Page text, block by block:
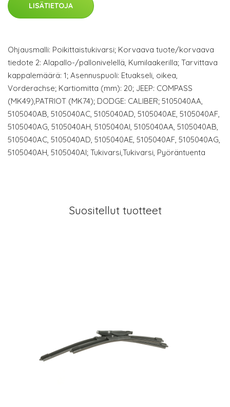
LISÄTIETOJA
Ohjausmalli: Poikittaistukivarsi; Korvaava tuote/korvaava
tiedote 2: Alapallo-/pallonivelellä, Kumilaakerilla; Tarvittava
kappalemäärä: 1; Asennuspuoli: Etuakseli, oikea,
Vorderachse; Kartiomitta (mm): 20; JEEP: COMPASS
(MK49),PATRIOT (MK74); DODGE: CALIBER; 5105040AA,
5105040AB, 5105040AC, 5105040AD, 5105040AE, 5105040AF,
5105040AG, 5105040AH, 5105040AI, 5105040AA, 5105040AB,
5105040AC, 5105040AD, 5105040AE, 5105040AF, 5105040AG,
5105040AH, 5105040AI; Tukivarsi,Tukivarsi, Pyöräntuenta
Suositellut tuotteet